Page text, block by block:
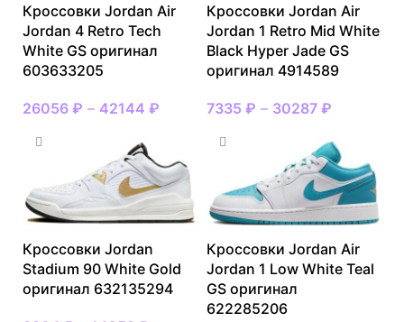
Кроссовки Jordan Air
Jordan 4 Retro Tech
White GS оригинал
603633205
26056 ₽ – 42144 ₽
Кроссовки Jordan Air
Jordan 1 Retro Mid White
Black Hyper Jade GS
оригинал 4914589
7335 ₽ – 30287 ₽
Кроссовки Jordan
Stadium 90 White Gold
оригинал 632135294
Кроссовки Jordan Air
Jordan 1 Low White Teal
GS оригинал
622285206